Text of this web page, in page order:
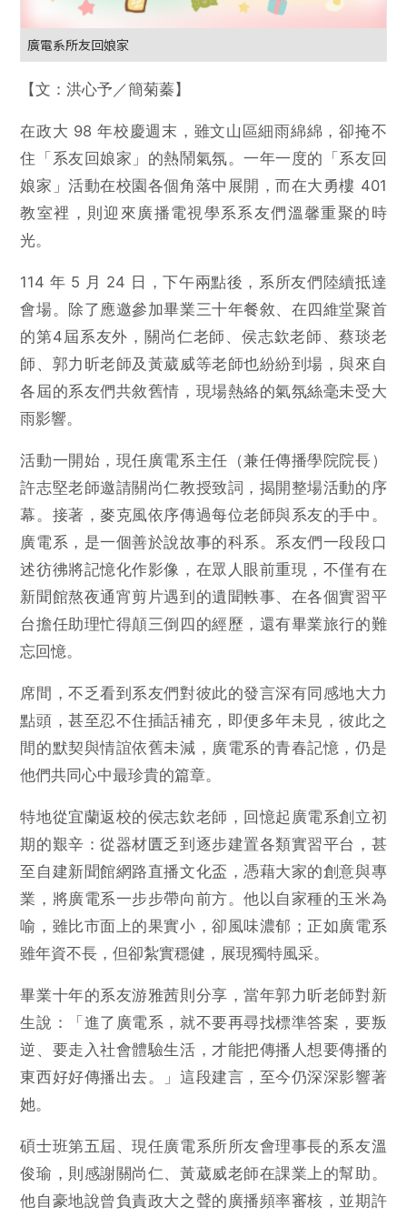
廣電系所友回娘家
【文：洪心予／簡菊蓁】
在政大 98 年校慶週末，雖文山區細雨綿綿，卻掩不
住「系友回娘家」的熱鬧氣氛。一年一度的「系友回
娘家」活動在校園各個角落中展開，而在大勇樓 401
教室裡，則迎來廣播電視學系系友們溫馨重聚的時
光。
114 年 5 月 24 日，下午兩點後，系所友們陸續抵達
會場。除了應邀參加畢業三十年餐敘、在四維堂聚首
的第4屆系友外，關尚仁老師、侯志欽老師、蔡琰老
師、郭力昕老師及黃葳威等老師也紛紛到場，與來自
各屆的系友們共敘舊情，現場熱絡的氣氛絲毫未受大
雨影響。
活動一開始，現任廣電系主任（兼任傳播學院院長）
許志堅老師邀請關尚仁教授致詞，揭開整場活動的序
幕。接著，麥克風依序傳過每位老師與系友的手中。
廣電系，是一個善於說故事的科系。系友們一段段口
述彷彿將記憶化作影像，在眾人眼前重現，不僅有在
新聞館熬夜通宵剪片遇到的遺聞軼事、在各個實習平
台擔任助理忙得顛三倒四的經歷，還有畢業旅行的難
忘回憶。
席間，不乏看到系友們對彼此的發言深有同感地大力
點頭，甚至忍不住插話補充，即便多年未見，彼此之
間的默契與情誼依舊未減，廣電系的青春記憶，仍是
他們共同心中最珍貴的篇章。
特地從宜蘭返校的侯志欽老師，回憶起廣電系創立初
期的艱辛：從器材匱乏到逐步建置各類實習平台，甚
至自建新聞館網路直播文化盃，憑藉大家的創意與專
業，將廣電系一步步帶向前方。他以自家種的玉米為
喻，雖比市面上的果實小，卻風味濃郁；正如廣電系
雖年資不長，但卻紮實穩健，展現獨特風采。
畢業十年的系友游雅茜則分享，當年郭力昕老師對新
生說：「進了廣電系，就不要再尋找標準答案，要叛
逆、要走入社會體驗生活，才能把傳播人想要傳播的
東西好好傳播出去。」這段建言，至今仍深深影響著
她。
碩士班第五屆、現任廣電系所所友會理事長的系友溫
俊瑜，則感謝關尚仁、黃葳威老師在課業上的幫助。
他自豪地說曾負責政大之聲的廣播頻率審核，並期許